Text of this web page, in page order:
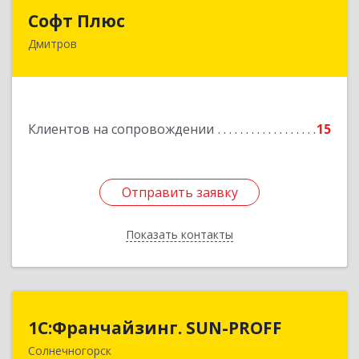
Софт Плюс
Дмитров
Клиентов на сопровождении 15
Отправить заявку
Показать контакты
141851, Московская обл, г.о. Дмитровский,
Отправить заявку
Назад
1С:Франчайзинг. SUN-PROFF
Солнечногорск
1С:Франчайзинг. SUN-PROFF
141503, Московская обл, Солнечногорский р-н,